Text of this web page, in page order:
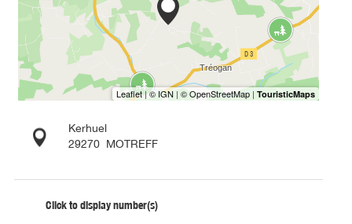
Kerhuel
29270 MOTREFF
Click to display number(s)